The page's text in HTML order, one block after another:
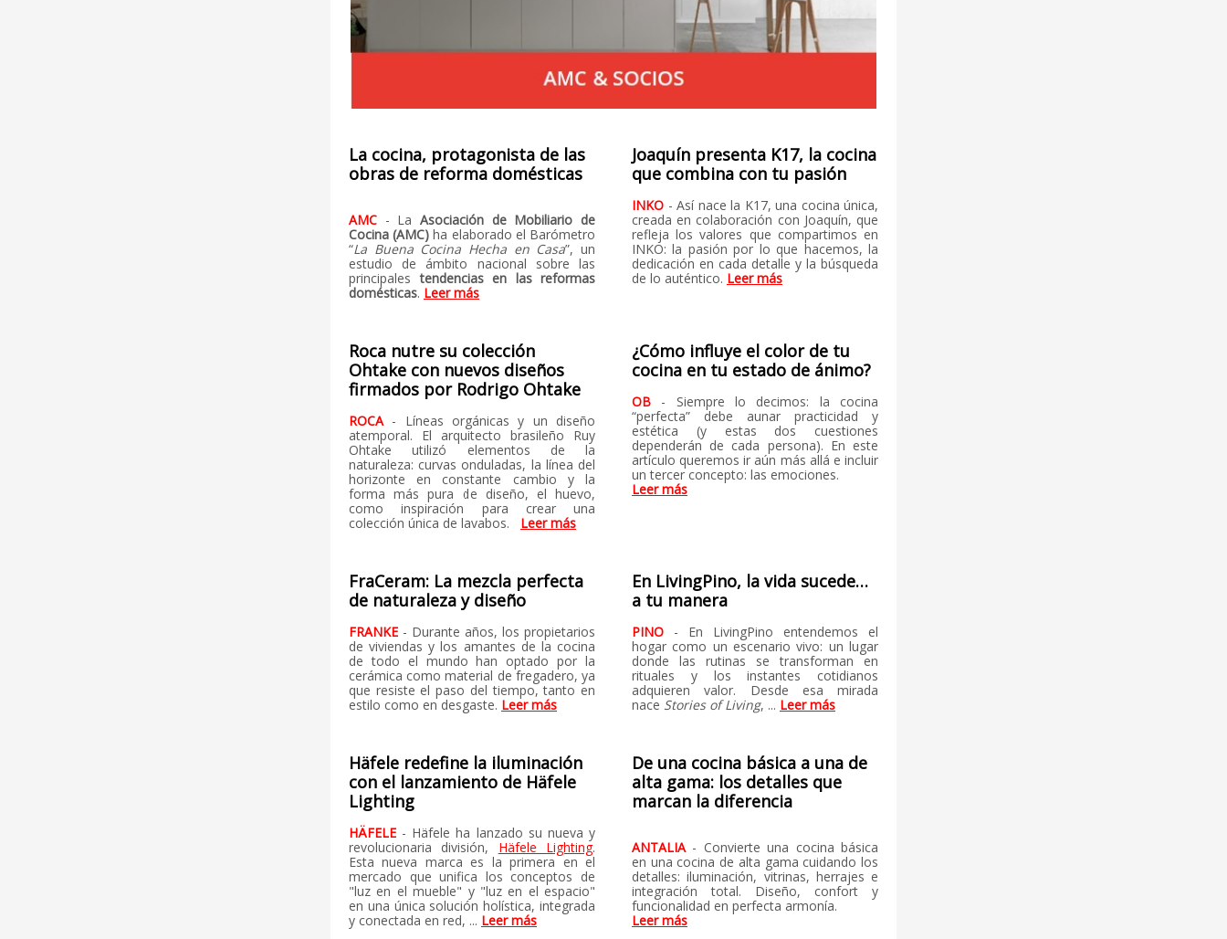
La cocina, protagonista de las
obras de reforma domésticas
AMC - La Asociación de Mobiliario de
Cocina (AMC) ha elaborado el Barómetro
“La Buena Cocina Hecha en Casa”, un
estudio de ámbito nacional sobre las
principalestendencias en las reformas
domésticas. Leer más
Joaquín presenta K17, la cocina
que combina con tu pasión
INKO - Así nace la K17, una cocina única,
creada en colaboración con Joaquín, que
refleja los valores que compartimos en
INKO: la pasión por lo que hacemos, la
dedicación en cada detalle y la búsqueda
de lo auténtico. Leer más
Roca nutre su colección
Ohtake con nuevos diseños
firmados por Rodrigo Ohtake
ROCA - Líneas orgánicas y un diseño
atemporal. El arquitecto brasileño Ruy
Ohtake utilizó elementos de la
naturaleza: curvas onduladas, la línea del
horizonte en constante cambio y la
forma más pura de diseño, el huevo,
como inspiración para crear una
colección única de lavabos.
Leer más
¿Cómo influye el color de tu
cocina en tu estado de ánimo?
OB - Siempre lo decimos: la cocina
“perfecta” debe aunar practicidad y
estética (y estas dos cuestiones
dependerán de cada persona). En este
artículo queremos ir aún más allá e incluir
un tercer concepto: las emociones.
Leer más
FraCeram: La mezcla perfecta
de naturaleza y diseño
FRANKE - Durante años, los propietarios
de viviendas y los amantes de la cocina
de todo el mundo han optado por la
cerámica como material de fregadero, ya
que resiste el paso del tiempo, tanto en
estilo como en desgaste. Leer más
En LivingPino, la vida sucede…
a tu manera
PINO - En LivingPino entendemos el
hogar como un escenario vivo: un lugar
donde las rutinas se transforman en
rituales y los instantes cotidianos
adquieren valor. Desde esa mirada
nace Stories of Living, ... Leer más
Häfele redefine la iluminación
con el lanzamiento de Häfele
Lighting
HÄFELE - Häfele ha lanzado su nueva y
revolucionaria división, Häfele Lighting.
Esta nueva marca es la primera en el
mercado que unifica los conceptos de
"luz en el mueble" y "luz en el espacio"
en una única solución holística, integrada
y conectada en red, ... Leer más
De una cocina básica a una de
alta gama: los detalles que
marcan la diferencia
ANTALIA - Convierte una cocina básica
en una cocina de alta gama cuidando los
detalles: iluminación, vitrinas, herrajes e
integración total. Diseño, confort y
funcionalidad en perfecta armonía.
Leer más